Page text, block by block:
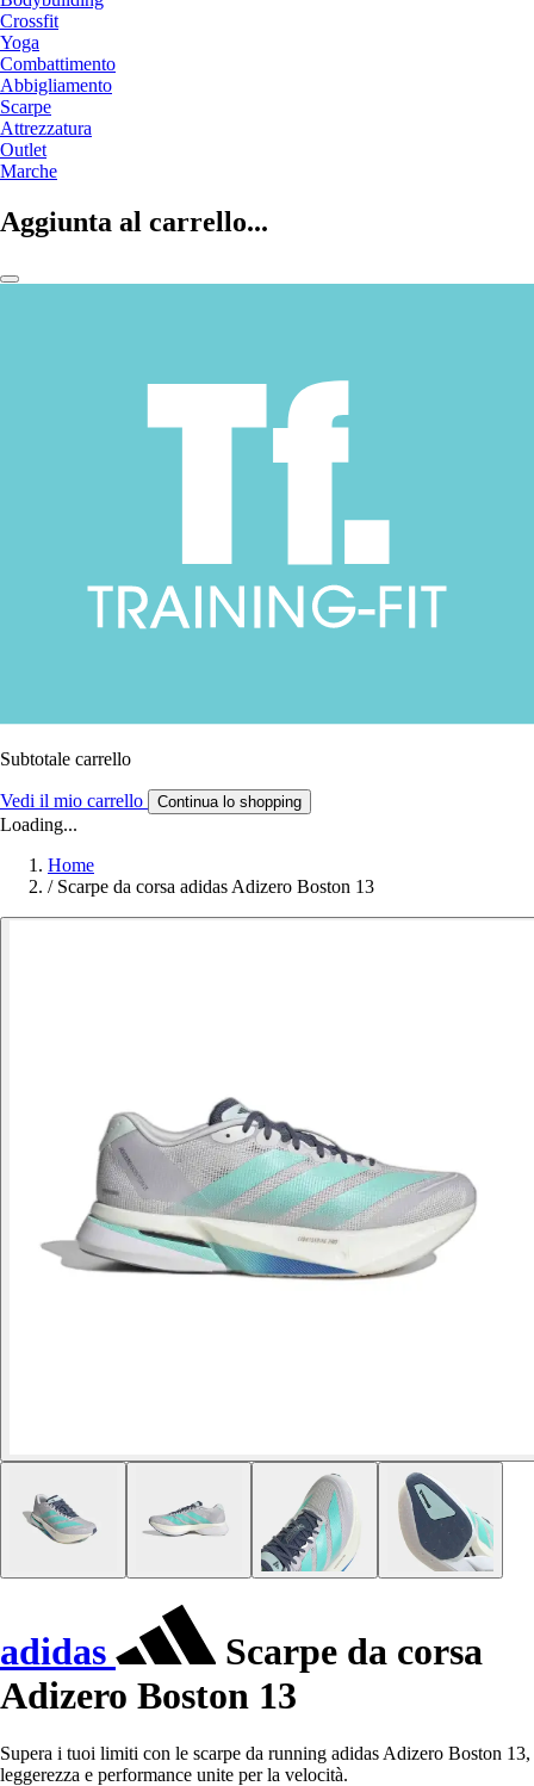
Crossfit
Yoga
Combattimento
Abbigliamento
Scarpe
Attrezzatura
Outlet
Marche
Aggiunta al carrello...
Subtotale carrello
Vedi il mio carrello Continua lo shopping
Loading...
Home
/ Scarpe da corsa adidas Adizero Boston 13
adidas
Scarpe da corsa
Adizero Boston 13
Supera i tuoi limiti con le scarpe da running adidas Adizero Boston 13,
leggerezza e performance unite per la velocità.